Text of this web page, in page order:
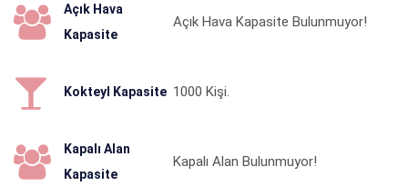
Açık Hava
Kapasite
Açık Hava Kapasite Bulunmuyor!
Kokteyl Kapasite 1000 Kişi.
Kapalı Alan
Kapasite
Kapalı Alan Bulunmuyor!